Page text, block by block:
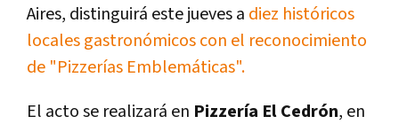
Aires, distinguirá este jueves a diez históricos
locales gastronómicos con el reconocimiento
de "Pizzerías Emblemáticas".
El acto se realizará en Pizzería El Cedrón, en